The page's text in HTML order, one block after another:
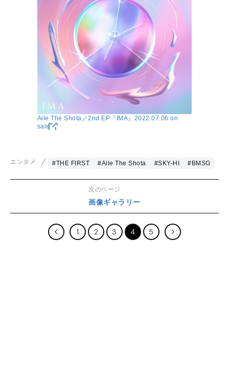
Aile The Shota／2nd EP『IMA』2022.07.06 on
sale
エンタメ #THE FIRST #Aile The Shota #SKY-HI #BMSG
次のページ
画像ギャラリー
1 2 3 4 5